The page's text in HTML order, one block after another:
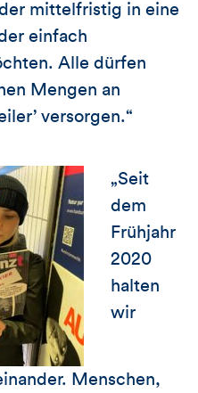
mittelfristig in eine
einfach
Alle dürfen
Mengen an
versorgen.“
„Seit
dem
Frühjahr
2020
halten
wir
Menschen,